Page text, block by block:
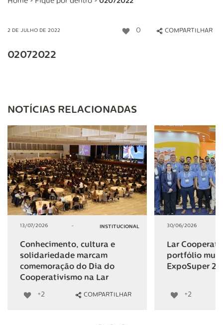
2 DE JULHO DE 2022 0 COMPARTILHAR
02072022
NOTÍCIAS RELACIONADAS
13/07/2026 - INSTITUCIONAL
Conhecimento, cultura e
solidariedade marcam
comemoração do Dia do
Cooperativismo na Lar
+2 COMPARTILHAR
30/06/2026
Lar
portfólio
ExpoSuper
+2